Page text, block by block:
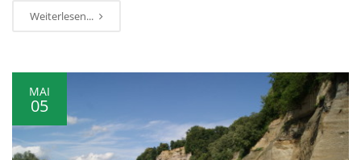
Weiterlesen...
MAI
05